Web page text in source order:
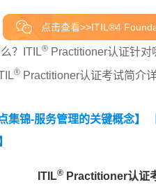
点击查看>>ITIL®4
？ITIL® Practitioner认证针
® Practitioner认证考试简介
集锦-服务管理的关键概念】
ITIL®Practitioner认证